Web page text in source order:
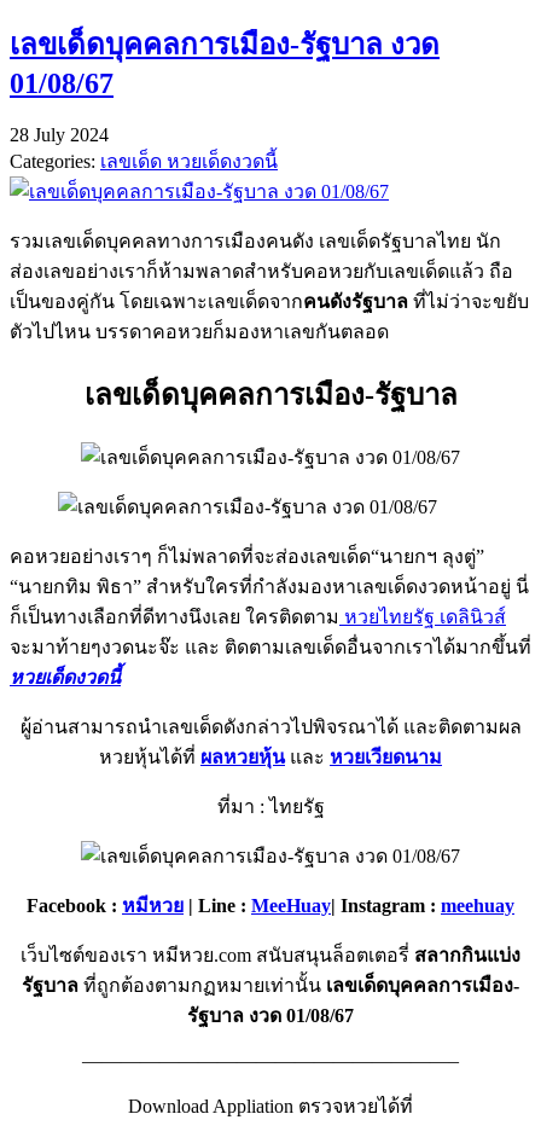
เลขเด็ดบุคคลการเมือง-รัฐบาล งวด
01/08/67
28 July 2024
Categories: เลขเด็ด หวยเด็ดงวดนี้
รวมเลขเด็ดบุคคลทางการเมืองคนดัง เลขเด็ดรัฐบาลไทย นัก
ส่องเลขอย่างเราก็ห้ามพลาดสำหรับคอหวยกับเลขเด็ดแล้ว ถือ
เป็นของคู่กัน โดยเฉพาะเลขเด็ดจากคนดังรัฐบาล ที่ไม่ว่าจะขยับ
ตัวไปไหน บรรดาคอหวยก็มองหาเลขกันตลอด
เลขเด็ดบุคคลการเมือง-รัฐบาล
คอหวยอย่างเราๆ ก็ไม่พลาดที่จะส่องเลขเด็ด“นายกฯ ลุงตู่”
“นายกทิม พิธา” สำหรับใครที่กำลังมองหาเลขเด็ดงวดหน้าอยู่ นี่
ก็เป็นทางเลือกที่ดีทางนึงเลย ใครติดตาม หวยไทยรัฐ เดลินิวส์
จะมาท้ายๆงวดนะจ๊ะ และ ติดตามเลขเด็ดอื่นจากเราได้มากขึ้นที่
หวยเด็ดงวดนี้
ผู้อ่านสามารถนำเลขเด็ดดังกล่าวไปพิจรณาได้ และติดตามผล
หวยหุ้นได้ที่ ผลหวยหุ้นและ หวยเวียดนาม
ที่มา : ไทยรัฐ
Facebook : หมีหวย | Line : MeeHuay| Instagram : meehuay
เว็บไซต์ของเรา หมีหวย.com สนับสนุนล็อตเตอรี่ สลากกินแบ่ง
รัฐบาล ที่ถูกต้องตามกฏหมายเท่านั้น เลขเด็ดบุคคลการเมือง-
รัฐบาล งวด 01/08/67
———————————————————–
Download Appliation ตรวจหวยได้ที่